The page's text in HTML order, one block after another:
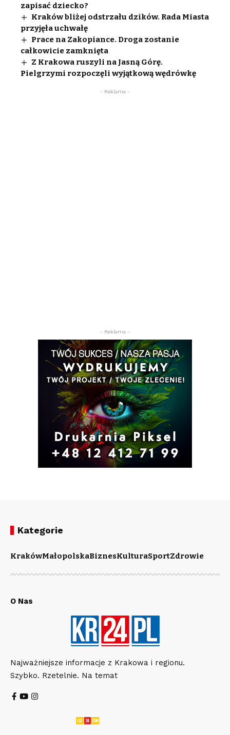
zapisać dziecko?
Kraków bliżej odstrzału dzików. Rada Miasta
przyjęła uchwałę
Prace na Zakopiance. Droga zostanie
całkowicie zamknięta
Z Krakowa ruszyli na Jasną Górę.
Pielgrzymi rozpoczęli wyjątkową wędrówkę
- Reklama -
- Reklama -
Kategorie
KrakówMałopolskaBiznesKulturaSportZdrowie
O Nas
Najważniejsze informacje z Krakowa i regionu.
Szybko. Rzetelnie. Na temat